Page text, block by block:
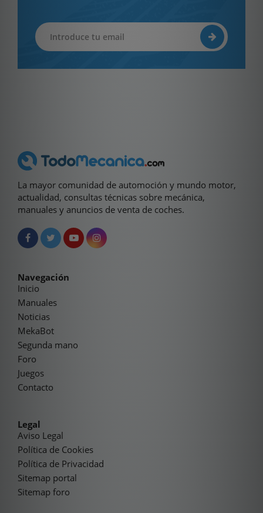
La mayor comunidad de automoción y mundo motor,
actualidad, consultas técnicas sobre mecánica,
manuales y anuncios de venta de coches.
Navegación
Inicio
Manuales
Noticias
MekaBot
Segunda mano
Foro
Juegos
Contacto
Legal
Aviso Legal
Política de Cookies
Política de Privacidad
Sitemap portal
Sitemap foro